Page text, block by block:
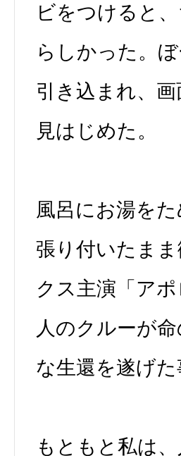
ビをつけると
らしかった。
引き込まれ、
見はじめた。
風呂にお湯を
張り付いたま
クス主演「ア
人のクルーが
な生還を遂げ
もともと私は